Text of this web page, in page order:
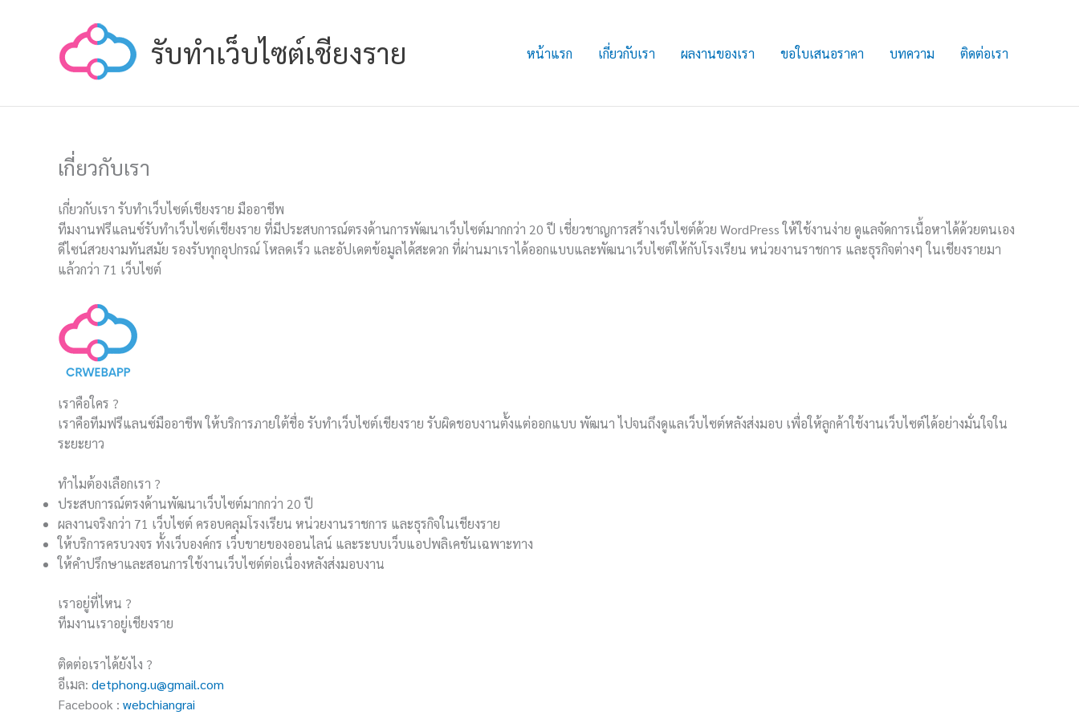
รับทำเว็บไซต์เชียงราย หน้าแรก เกี่ยวกับเรา ผลงานของเรา ขอใบเสนอราคา บทความ ติดต่อเรา
เกี่ยวกับเรา
เกี่ยวกับเรา รับทำเว็บไซต์เชียงราย มืออาชีพ
ทีมงานฟรีแลนซ์รับทำเว็บไซต์เชียงราย ที่มีประสบการณ์ตรงด้านการพัฒนาเว็บไซต์มากกว่า 20 ปี เชี่ยวชาญการสร้างเว็บไซต์ด้วย WordPress ให้ใช้งานง่าย ดูแลจัดการเนื้อหาได้ด้วยตนเอง
ดีไซน์สวยงามทันสมัย รองรับทุกอุปกรณ์ โหลดเร็ว และอัปเดตข้อมูลได้สะดวก ที่ผ่านมาเราได้ออกแบบและพัฒนาเว็บไซต์ให้กับโรงเรียน หน่วยงานราชการ และธุรกิจต่างๆ ในเชียงรายมา
แล้วกว่า 71 เว็บไซต์
เราคือใคร ?
เราคือทีมฟรีแลนซ์มืออาชีพ ให้บริการภายใต้ชื่อ รับทำเว็บไซต์เชียงราย รับผิดชอบงานตั้งแต่ออกแบบ พัฒนา ไปจนถึงดูแลเว็บไซต์หลังส่งมอบ เพื่อให้ลูกค้าใช้งานเว็บไซต์ได้อย่างมั่นใจใน
ระยะยาว
ทำไมต้องเลือกเรา ?
ประสบการณ์ตรงด้านพัฒนาเว็บไซต์มากกว่า 20 ปี
ผลงานจริงกว่า 71 เว็บไซต์ ครอบคลุมโรงเรียน หน่วยงานราชการ และธุรกิจในเชียงราย
ให้บริการครบวงจร ทั้งเว็บองค์กร เว็บขายของออนไลน์ และระบบเว็บแอปพลิเคชันเฉพาะทาง
ให้คำปรึกษาและสอนการใช้งานเว็บไซต์ต่อเนื่องหลังส่งมอบงาน
เราอยู่ที่ไหน ?
ทีมงานเราอยู่เชียงราย
ติดต่อเราได้ยังไง ?
อีเมล: detphong.u@gmail.com
Facebook : webchiangrai